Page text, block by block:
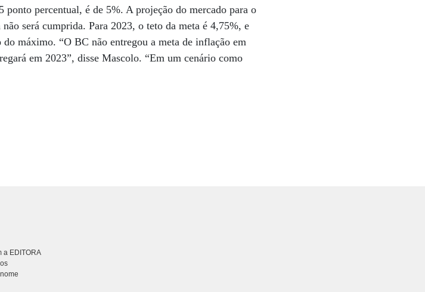
ponto percentual, é de 5%. A projeção do mercado para o
será cumprida. Para 2023, o teto da meta é 4,75%, e
máximo. “O BC não entregou a meta de inflação em
em 2023”, disse Mascolo. “Em um cenário como
a EDITORA